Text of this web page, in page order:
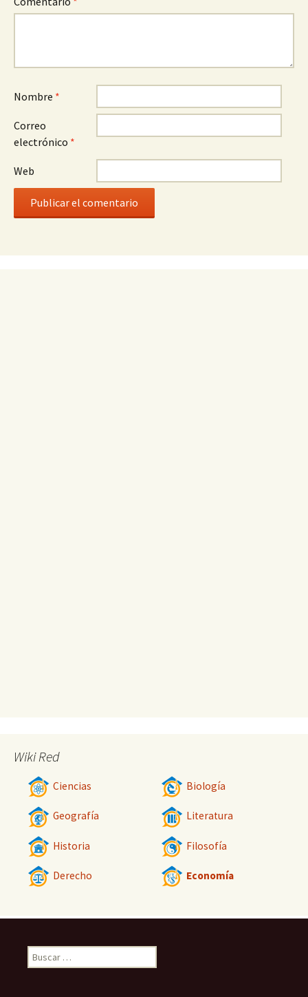
Nombre *
Correo
electrónico *
Web
Wiki Red
Ciencias Biología
Geografía Literatura
Historia Filosofía
Derecho Economía
Buscar: